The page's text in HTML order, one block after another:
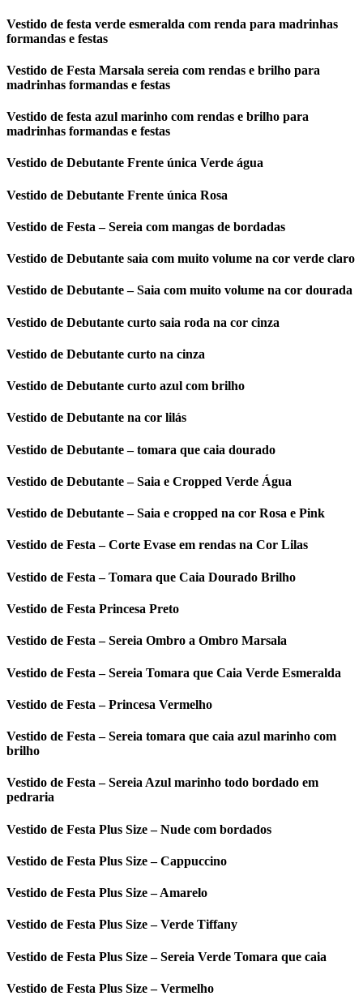
Vestido de festa verde esmeralda com renda para madrinhas
formandas e festas
Vestido de Festa Marsala sereia com rendas e brilho para
madrinhas formandas e festas
Vestido de festa azul marinho com rendas e brilho para
madrinhas formandas e festas
Vestido de Debutante Frente única Verde água
Vestido de Debutante Frente única Rosa
Vestido de Festa – Sereia com mangas de bordadas
Vestido de Debutante saia com muito volume na cor verde claro
Vestido de Debutante – Saia com muito volume na cor dourada
Vestido de Debutante curto saia roda na cor cinza
Vestido de Debutante curto na cinza
Vestido de Debutante curto azul com brilho
Vestido de Debutante na cor lilás
Vestido de Debutante – tomara que caia dourado
Vestido de Debutante – Saia e Cropped Verde Água
Vestido de Debutante – Saia e cropped na cor Rosa e Pink
Vestido de Festa – Corte Evase em rendas na Cor Lilas
Vestido de Festa – Tomara que Caia Dourado Brilho
Vestido de Festa Princesa Preto
Vestido de Festa – Sereia Ombro a Ombro Marsala
Vestido de Festa – Sereia Tomara que Caia Verde Esmeralda
Vestido de Festa – Princesa Vermelho
Vestido de Festa – Sereia tomara que caia azul marinho com
brilho
Vestido de Festa – Sereia Azul marinho todo bordado em
pedraria
Vestido de Festa Plus Size – Nude com bordados
Vestido de Festa Plus Size – Cappuccino
Vestido de Festa Plus Size – Amarelo
Vestido de Festa Plus Size – Verde Tiffany
Vestido de Festa Plus Size – Sereia Verde Tomara que caia
Vestido de Festa Plus Size – Vermelho